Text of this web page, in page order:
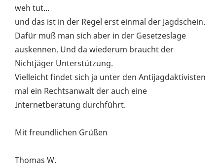
weh tut...
und das ist in der Regel erst einmal der Jagdschein.
Dafür muß man sich aber in der Gesetzeslage
auskennen. Und da wiederum braucht der
Nichtjäger Unterstützung.
Vielleicht findet sich ja unter den Antijagdaktivisten
mal ein Rechtsanwalt der auch eine
Internetberatung durchführt.
Mit freundlichen Grüßen
Thomas W.